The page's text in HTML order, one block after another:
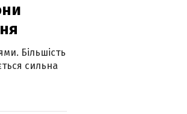
Більшість
сильна